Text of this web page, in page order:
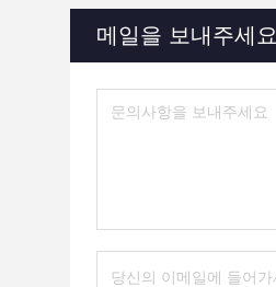
메일을 보내주세요